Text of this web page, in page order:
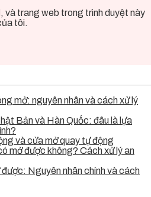
và trang web trong trình duyệt này
tôi.
mở: nguyên nhân và cách xử lý
Bản và Hàn Quốc: đâu là lựa
và cửa mở quay tự động
mở được không? Cách xử lý an
Nguyên nhân chính và cách